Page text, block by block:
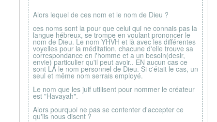
Alors lequel de ces nom et le nom de Dieu ?
ces noms sont la pour que celui qui ne connais pas la
langue hébreux, se trompe en voulant prononcer le
nom de Dieu. Le nom YHVH et là avec les différentes
voyelles pour la méditation, chacune d'elle trouve sa
correspondance en l'homme et a un besoin(desir,
envie) particulier qu'il peut avoir.. EN aucun cas ce
sont LA le nom personnel de Dieu. Si c'était le cas, un
seul et même nom serrais employé.
Le nom que les juif utilisent pour nommer le créateur
est "Havayah".
Alors pourquoi ne pas se contenter d'accepter ce
qu'ils nous disent ?